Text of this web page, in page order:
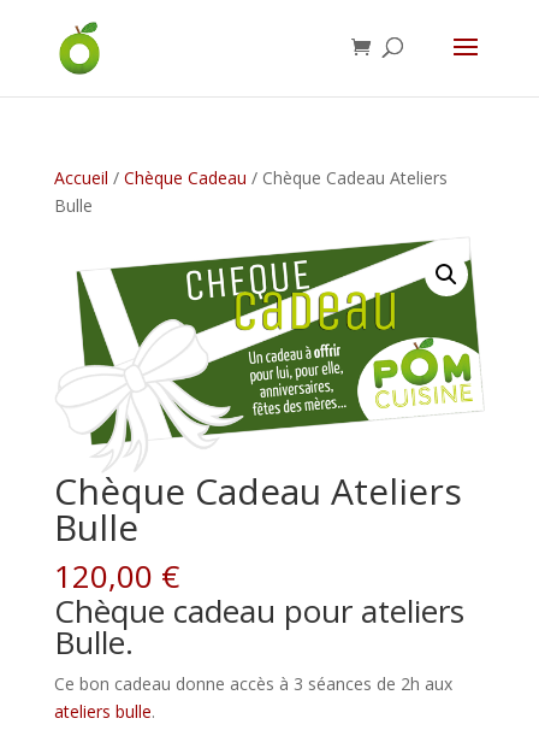
Accueil / Chèque Cadeau / Chèque Cadeau Ateliers
Bulle
Chèque Cadeau Ateliers
Bulle
120,00 €
Chèque cadeau pour ateliers
Bulle.
Ce bon cadeau donne accès à 3 séances de 2h aux
ateliers bulle.